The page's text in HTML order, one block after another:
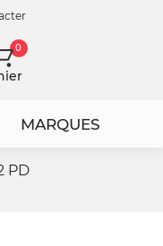
0
MARQUES
PD